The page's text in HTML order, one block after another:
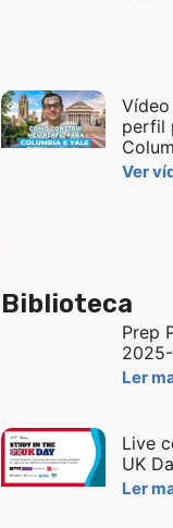
perfil
Ver
Biblioteca
Prep
Ler
Live
UK
Ler